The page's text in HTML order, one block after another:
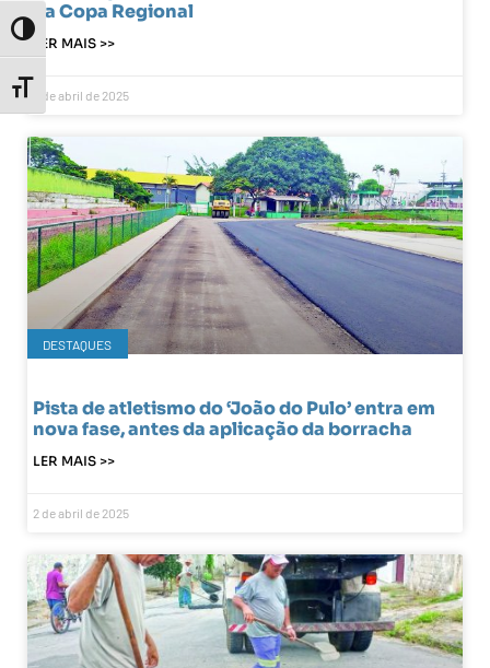
Toggle High Contrast
Toggle Font size
da Copa Regional
LER MAIS >>
2 de abril de 2025
DESTAQUES
Pista de atletismo do ‘João do Pulo’ entra em
nova fase, antes da aplicação da borracha
LER MAIS >>
2 de abril de 2025